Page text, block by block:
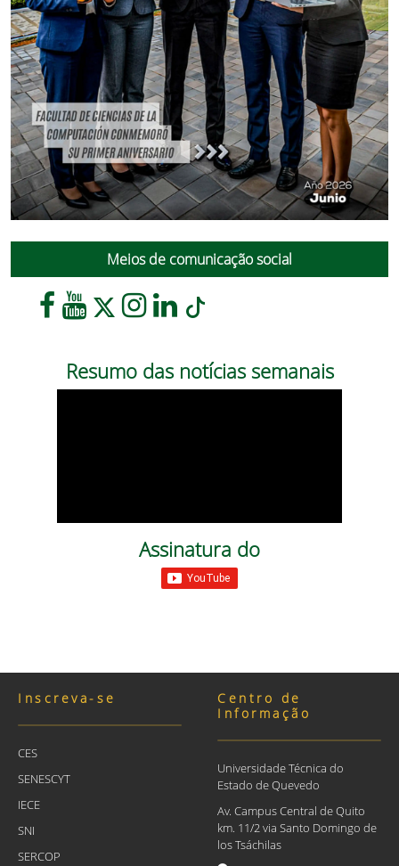
Meios de comunicação social
Resumo das notícias semanais
Assinatura do
Inscreva-se
CES
SENESCYT
IECE
SNI
SERCOP
Centro de
Informação
Universidade Técnica do
Estado de Quevedo
Av. Campus Central de Quito
km. 11/2 via Santo Domingo de
los Tsáchilas